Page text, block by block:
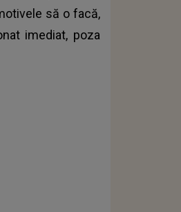
să o facă,
imediat, poza